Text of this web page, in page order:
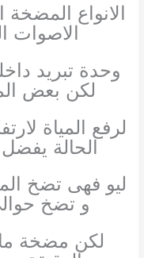
الانواع المضخة
الاصوات
وحدة تبريد
لكن بعض
لرفع المياة
الحالة
و تضخ حوالى 50 لتر ف